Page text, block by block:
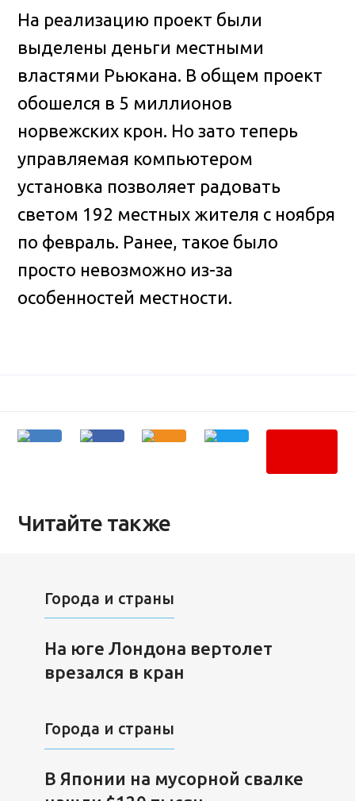
На реализацию проект были
выделены деньги местными
властями Рьюкана. В общем проект
обошелся в 5 миллионов
норвежских крон. Но зато теперь
управляемая компьютером
установка позволяет радовать
светом 192 местных жителя с ноября
по февраль. Ранее, такое было
просто невозможно из-за
особенностей местности.
Читайте также
Города и страны
На юге Лондона вертолет
врезался в кран
Города и страны
В Японии на мусорной свалке